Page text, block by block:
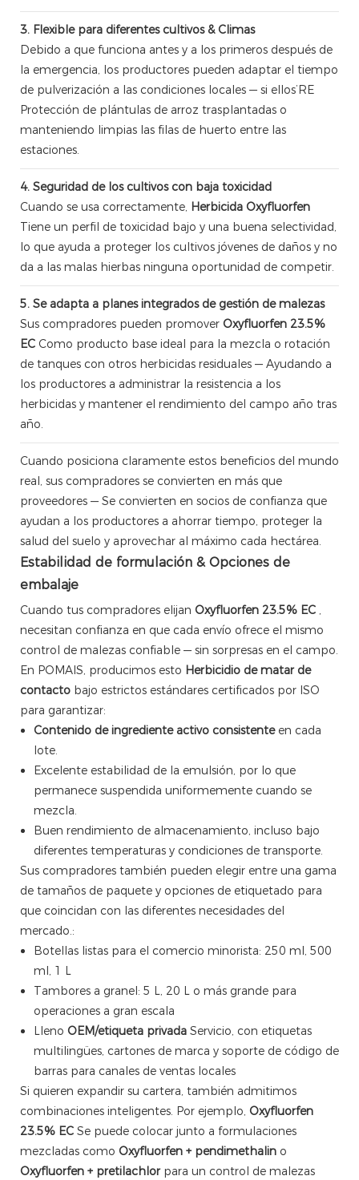
3. Flexible para diferentes cultivos & Climas
Debido a que funciona antes y a los primeros después de
la emergencia, los productores pueden adaptar el tiempo
de pulverización a las condiciones locales — si ellos’RE
Protección de plántulas de arroz trasplantadas o
manteniendo limpias las filas de huerto entre las
estaciones.
4. Seguridad de los cultivos con baja toxicidad
Cuando se usa correctamente, Herbicida Oxyfluorfen
Tiene un perfil de toxicidad bajo y una buena selectividad,
lo que ayuda a proteger los cultivos jóvenes de daños y no
da a las malas hierbas ninguna oportunidad de competir.
5. Se adapta a planes integrados de gestión de malezas
Sus compradores pueden promover Oxyfluorfen 23.5%
EC Como producto base ideal para la mezcla o rotación
de tanques con otros herbicidas residuales — Ayudando a
los productores a administrar la resistencia a los
herbicidas y mantener el rendimiento del campo año tras
año.
Cuando posiciona claramente estos beneficios del mundo
real, sus compradores se convierten en más que
proveedores — Se convierten en socios de confianza que
ayudan a los productores a ahorrar tiempo, proteger la
salud del suelo y aprovechar al máximo cada hectárea.
Estabilidad de formulación & Opciones de
embalaje
Cuando tus compradores elijan Oxyfluorfen 23.5% EC ,
necesitan confianza en que cada envío ofrece el mismo
control de malezas confiable — sin sorpresas en el campo.
En POMAIS, producimos esto Herbicidio de matar de
contacto bajo estrictos estándares certificados por ISO
para garantizar:
Contenido de ingrediente activo consistente en cada
lote.
Excelente estabilidad de la emulsión, por lo que
permanece suspendida uniformemente cuando se
mezcla.
Buen rendimiento de almacenamiento, incluso bajo
diferentes temperaturas y condiciones de transporte.
Sus compradores también pueden elegir entre una gama
de tamaños de paquete y opciones de etiquetado para
que coincidan con las diferentes necesidades del
mercado.:
Botellas listas para el comercio minorista: 250 ml, 500
ml, 1 L
Tambores a granel: 5 L, 20 L o más grande para
operaciones a gran escala
Lleno OEM/etiqueta privada Servicio, con etiquetas
multilingües, cartones de marca y soporte de código de
barras para canales de ventas locales
Si quieren expandir su cartera, también admitimos
combinaciones inteligentes. Por ejemplo, Oxyfluorfen
23.5% EC Se puede colocar junto a formulaciones
mezcladas como Oxyfluorfen + pendimethalin o
Oxyfluorfen + pretilachlor para un control de malezas